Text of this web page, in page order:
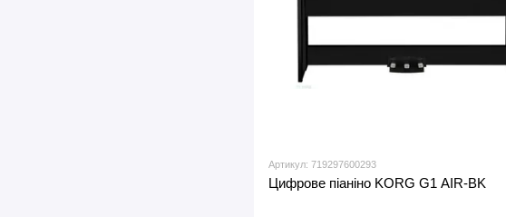
Артикул: 719297600293
Цифрове піаніно KORG G1 AIR-BK